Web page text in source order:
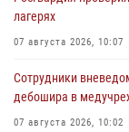
лагерях
07 августа 2026, 10:07
Сотрудники
дебошира в
07 августа 2026, 10:02